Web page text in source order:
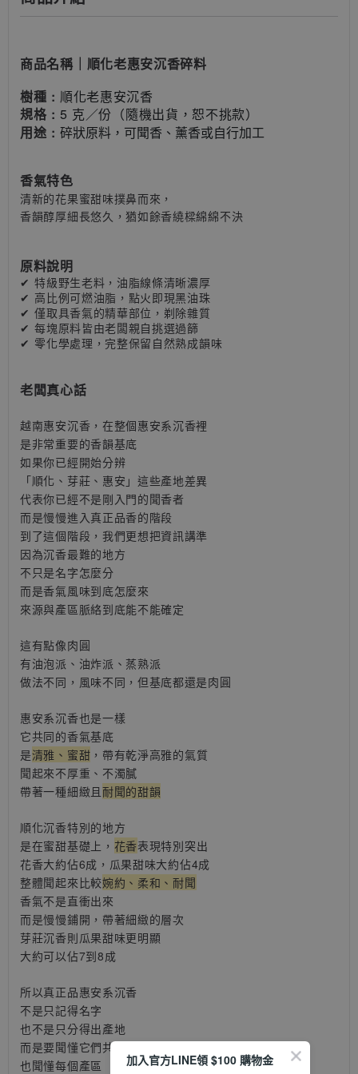
商品名稱 ｜ 順化老惠安沉香碎料
樹種 : 順化老惠安沉香
規格 : 5 克／份（隨機出貨，恕不挑款）
用途 : 碎狀原料，可聞香、薰香或自行加工
香氣特色
清新的花果蜜甜味撲鼻而來，
香韻醇厚細長悠久，猶如餘香繞樑綿綿不決
原料說明
✔ 特級野生老料，油脂線條清晰濃厚
✔ 高比例可燃油脂，點火即現黑油珠
✔ 僅取具香氣的精華部位，剃除雜質
✔ 每塊原料皆由老闆親自挑選過篩
✔ 零化學處理，完整保留自然熟成韻味
老闆真心話
越南惠安沉香，在整個惠安系沉香裡
是非常重要的香韻基底
如果你已經開始分辨
「順化、芽莊、惠安」這些產地差異
代表你已經不是剛入門的聞香者
而是慢慢進入真正品香的階段
到了這個階段，我們更想把資訊講準
因為沉香最難的地方
不只是名字怎麼分
而是香氣風味到底怎麼來
來源與產區脈絡到底能不能確定
這有點像肉圓
有油泡派、油炸派、蒸熟派
做法不同，風味不同，但基底都還是肉圓
惠安系沉香也是一樣
它共同的香氣基底
是清雅、蜜甜 ，帶有乾淨高雅的氣質
聞起來不厚重、不濁膩
帶著一種細緻且 耐聞的甜韻
順化沉香特別的地方
是在蜜甜基礎上， 花香表現特別突出
花香大約佔6成， 瓜果甜味大約佔4成
整體聞起來比較婉約、柔和、耐聞
香氣不是直衝出來
而是慢慢鋪開，帶著細緻的層次
芽莊沉香則瓜果甜味更明顯
大約可以佔7到8成
所以真正品惠安系沉香
不是只記得名字
也不是只分得出產地
而是要聞懂它們共同的清雅蜜甜
也聞懂每個產區
加入官方LINE領 $100 購物金